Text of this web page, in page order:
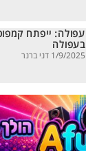
עפולה: ייפתח
בעפולה
1/9/2025 דני ברנר